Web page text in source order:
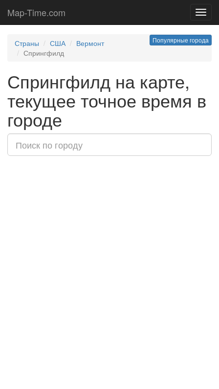
Map-Time.com
Популярные города
Страны США
Вермонт
Спрингфилд
Спрингфилд на карте,
текущее точное время в
городе